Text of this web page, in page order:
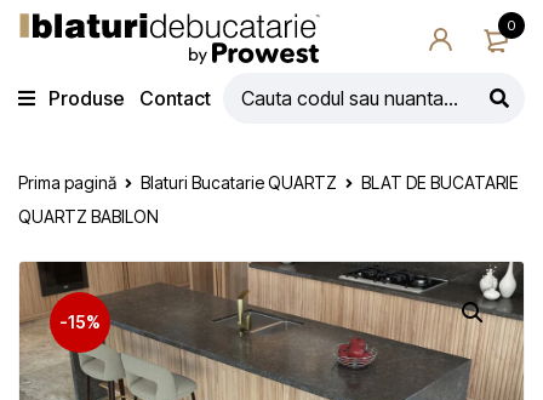
0
Produse Contact
Prima pagină Blaturi Bucatarie QUARTZ
BLAT DE BUCATARIE
QUARTZ BABILON
-15%